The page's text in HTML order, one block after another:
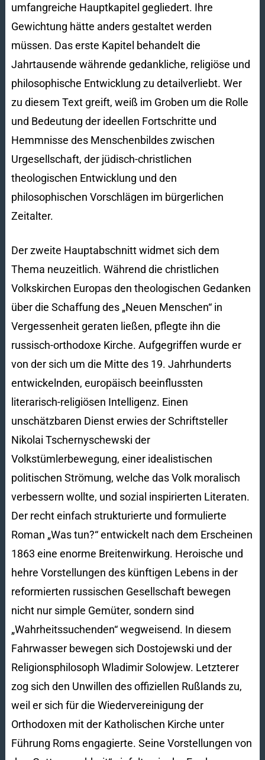
umfangreiche Hauptkapitel gegliedert. Ihre
Gewichtung hätte anders gestaltet werden
müssen. Das erste Kapitel behandelt die
Jahrtausende währende gedankliche, religiöse und
philosophische Entwicklung zu detailverliebt. Wer
zu diesem Text greift, weiß im Groben um die Rolle
und Bedeutung der ideellen Fortschritte und
Hemmnisse des Menschenbildes zwischen
Urgesellschaft, der jüdisch-christlichen
theologischen Entwicklung und den
philosophischen Vorschlägen im bürgerlichen
Zeitalter.
Der zweite Hauptabschnitt widmet sich dem
Thema neuzeitlich. Während die christlichen
Volkskirchen Europas den theologischen Gedanken
über die Schaffung des „Neuen Menschen“ in
Vergessenheit geraten ließen, pflegte ihn die
russisch-orthodoxe Kirche. Aufgegriffen wurde er
von der sich um die Mitte des 19. Jahrhunderts
entwickelnden, europäisch beeinflussten
literarisch-religiösen Intelligenz. Einen
unschätzbaren Dienst erwies der Schriftsteller
Nikolai Tschernyschewski der
Volkstümlerbewegung, einer idealistischen
politischen Strömung, welche das Volk moralisch
verbessern wollte, und sozial inspirierten Literaten.
Der recht einfach strukturierte und formulierte
Roman „Was tun?“ entwickelt nach dem Erscheinen
1863 eine enorme Breitenwirkung. Heroische und
hehre Vorstellungen des künftigen Lebens in der
reformierten russischen Gesellschaft bewegen
nicht nur simple Gemüter, sondern sind
„Wahrheitssuchenden“ wegweisend. In diesem
Fahrwasser bewegen sich Dostojewski und der
Religionsphilosoph Wladimir Solowjew. Letzterer
zog sich den Unwillen des offiziellen Rußlands zu,
weil er sich für die Wiedervereinigung der
Orthodoxen mit der Katholischen Kirche unter
Führung Roms engagierte. Seine Vorstellungen von